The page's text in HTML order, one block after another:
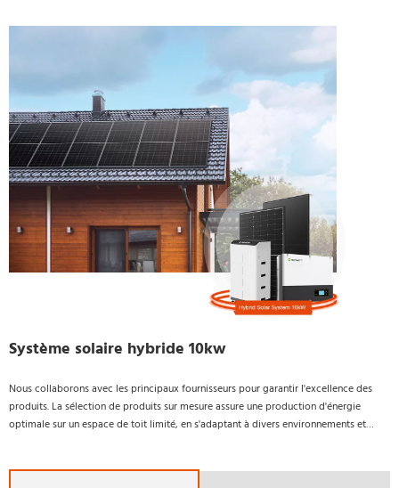
Système solaire hybride 10kw
Nous collaborons avec les principaux fournisseurs pour garantir l'excellence des
produits. La sélection de produits sur mesure assure une production d'énergie
optimale sur un espace de toit limité, en s'adaptant à divers environnements et